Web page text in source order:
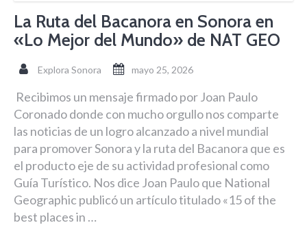
La Ruta del Bacanora en Sonora en
«Lo Mejor del Mundo» de NAT GEO
Explora Sonora mayo 25, 2026
Recibimos un mensaje firmado por Joan Paulo
Coronado donde con mucho orgullo nos comparte
las noticias de un logro alcanzado a nivel mundial
para promover Sonora y la ruta del Bacanora que es
el producto eje de su actividad profesional como
Guía Turístico. Nos dice Joan Paulo que National
Geographic publicó un artículo titulado «15 of the
best places in …